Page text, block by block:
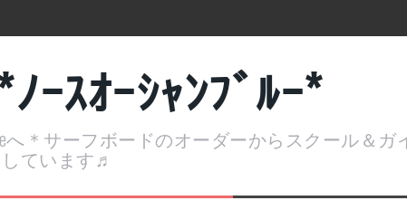
決定！
ｰｽｵｰｼｬﾝﾌﾞﾙｰ*
へ＊サーフボードのオーダーからスクール＆ガ
ています♬